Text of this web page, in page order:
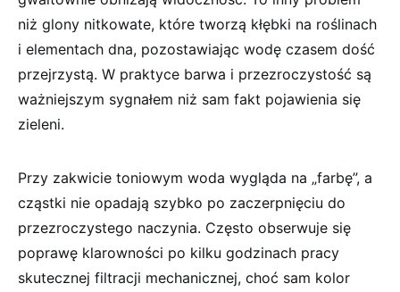
niż glony nitkowate, które tworzą kłębki na roślinach
i elementach dna, pozostawiając wodę czasem dość
przejrzystą. W praktyce barwa i przezroczystość są
ważniejszym sygnałem niż sam fakt pojawienia się
zieleni.
Przy zakwicie toniowym woda wygląda na „farbę”, a
cząstki nie opadają szybko po zaczerpnięciu do
przezroczystego naczynia. Często obserwuje się
poprawę klarowności po kilku godzinach pracy
skutecznej filtracji mechanicznej, choć sam kolor